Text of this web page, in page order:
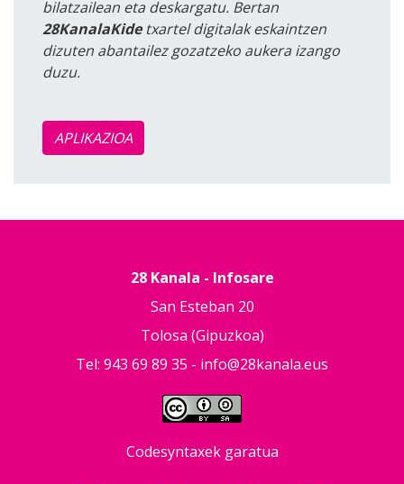
bilatzailean eta deskargatu. Bertan
28KanalaKidetxartel digitalak eskaintzen
dizuten abantailez gozatzeko aukera izango
duzu.
APLIKAZIOA
28 Kanala - Infosare
San Esteban 20
Tolosa (Gipuzkoa)
Tel: 943 69 89 35 - info@28kanala.eus
Codesyntaxek garatua